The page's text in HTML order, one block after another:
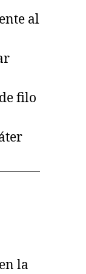
al
filo
la